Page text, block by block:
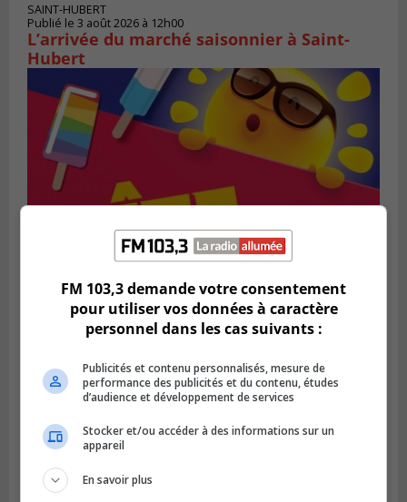
SAINT-HUBERT
Publié le 3 août 2026 à 12h00
L’arrivée du marché saisonnier à Saint-
Hubert
SAINT-BRUNO-DE-MONTARVILLE
Publié le 2 août 2026 à 08h06
La Fête des parcs est de retour à Saint-
FM 103,3 demande votre consentement
pour utiliser vos données à caractère
personnel dans les cas suivants :
Publicités et contenu personnalisés, mesure de
performance des publicités et du contenu, études
d’audience et développement de services
Stocker et/ou accéder à des informations sur un
appareil
En savoir plus